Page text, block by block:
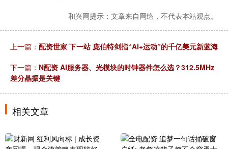
和兴网提示：文章来自网络，不代表本站观点。
上一篇： 配资世家 下一站 庞伯特剑指“AI+运动”的千亿美元新蓝海
下一篇： N配资 AI服务器、光模块的时钟器件怎么选？312.5MHz
差分晶振是关键
相关文章